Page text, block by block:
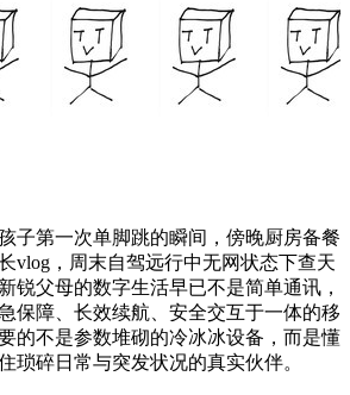
子第一次单脚跳的瞬间，傍晚厨房备餐
vlog，周末自驾远行中无网状态下查天
父母的数字生活早已不是简单通讯，
保障、长效续航、安全交互于一体的移
的不是参数堆砌的冷冰冰设备，而是懂
琐碎日常与突发状况的真实伙伴。